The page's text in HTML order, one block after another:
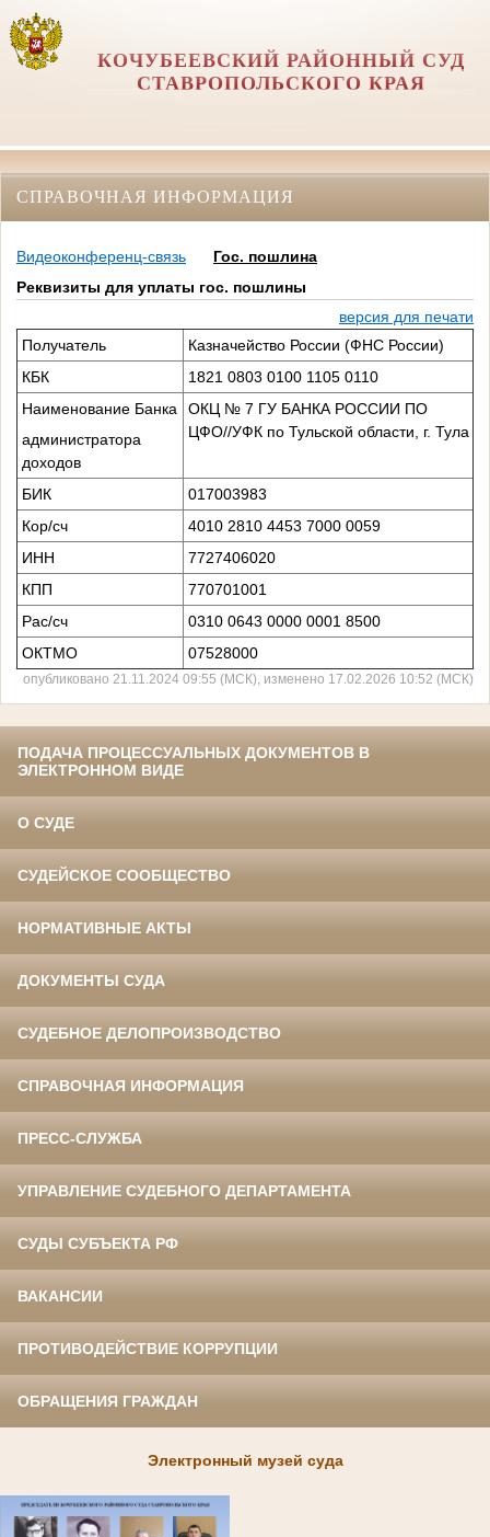
КОЧУБЕЕВСКИЙ РАЙОННЫЙ СУД
СТАВРОПОЛЬСКОГО КРАЯ
СПРАВОЧНАЯ ИНФОРМАЦИЯ
Видеоконференц-связь
Гос. пошлина
Реквизиты для уплаты гос. пошлины
версия для печати
Получатель
Казначейство России (ФНС России)
КБК
1821 0803 0100 1105 0110
Наименование Банка
администратора
доходов
ОКЦ № 7 ГУ БАНКА РОССИИ ПО
ЦФО//УФК по Тульской области, г. Тула
БИК
017003983
Кор/сч
4010 2810 4453 7000 0059
ИНН
7727406020
КПП
770701001
Рас/сч
0310 0643 0000 0001 8500
ОКТМО
07528000
опубликовано 21.11.2024 09:55 (МСК), изменено 17.02.2026 10:52 (МСК)
ПОДАЧА ПРОЦЕССУАЛЬНЫХ ДОКУМЕНТОВ В
ЭЛЕКТРОННОМ ВИДЕ
О СУДЕ
СУДЕЙСКОЕ СООБЩЕСТВО
НОРМАТИВНЫЕ АКТЫ
ДОКУМЕНТЫ СУДА
СУДЕБНОЕ ДЕЛОПРОИЗВОДСТВО
СПРАВОЧНАЯ ИНФОРМАЦИЯ
ПРЕСС-СЛУЖБА
УПРАВЛЕНИЕ СУДЕБНОГО ДЕПАРТАМЕНТА
СУДЫ СУБЪЕКТА РФ
ВАКАНСИИ
ПРОТИВОДЕЙСТВИЕ КОРРУПЦИИ
ОБРАЩЕНИЯ ГРАЖДАН
Электронный музей суда